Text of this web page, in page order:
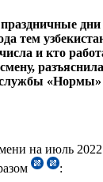
тем
и кто
службы
на июль 2022
: